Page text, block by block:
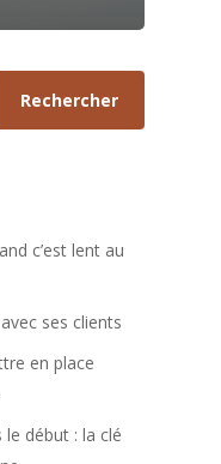
Rechercher
c’est lent au
ses clients
en place
début : la clé